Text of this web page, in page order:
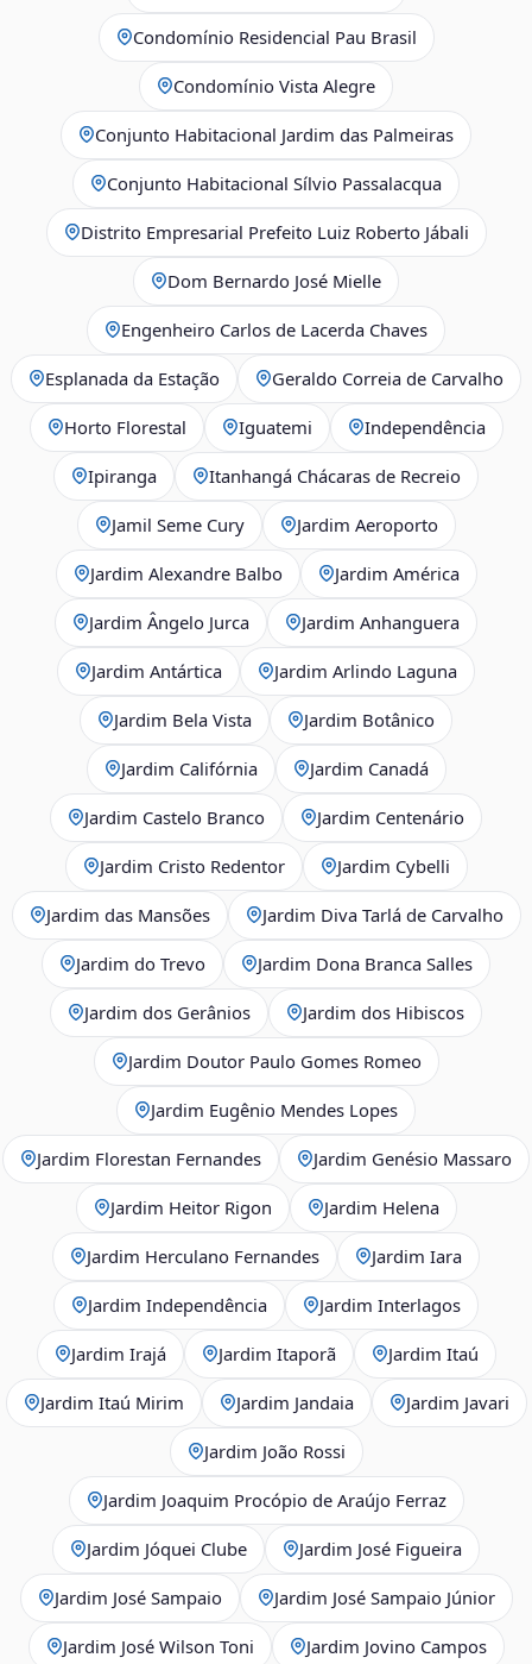
Condomínio Residencial Pau Brasil
Condomínio Vista Alegre
Conjunto Habitacional Jardim das Palmeiras
Conjunto Habitacional Sílvio Passalacqua
Distrito Empresarial Prefeito Luiz Roberto Jábali
Dom Bernardo José Mielle
Engenheiro Carlos de Lacerda Chaves
Esplanada da Estação Geraldo Correia de Carvalho
Horto Florestal Iguatemi Independência
Ipiranga Itanhangá Chácaras de Recreio
Jamil Seme Cury Jardim Aeroporto
Jardim Alexandre Balbo Jardim América
Jardim Ângelo Jurca Jardim Anhanguera
Jardim Antártica Jardim Arlindo Laguna
Jardim Bela Vista Jardim Botânico
Jardim Califórnia Jardim Canadá
Jardim Castelo Branco Jardim Centenário
Jardim Cristo Redentor Jardim Cybelli
Jardim das Mansões Jardim Diva Tarlá de Carvalho
Jardim do Trevo Jardim Dona Branca Salles
Jardim dos Gerânios Jardim dos Hibiscos
Jardim Doutor Paulo Gomes Romeo
Jardim Eugênio Mendes Lopes
Jardim Florestan Fernandes Jardim Genésio Massaro
Jardim Heitor Rigon Jardim Helena
Jardim Herculano Fernandes Jardim Iara
Jardim Independência Jardim Interlagos
Jardim Irajá Jardim Itaporã Jardim Itaú
Jardim Itaú Mirim Jardim Jandaia Jardim Javari
Jardim João Rossi
Jardim Joaquim Procópio de Araújo Ferraz
Jardim Jóquei Clube Jardim José Figueira
Jardim José Sampaio Jardim José Sampaio Júnior
Jardim José Wilson Toni Jardim Jovino Campos